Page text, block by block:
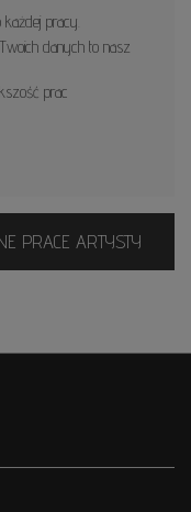
pracy.
danych to nasz
prac
PRACE ARTYSTY